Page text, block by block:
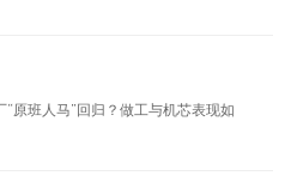
原班人马”回归？做工与机芯表现如